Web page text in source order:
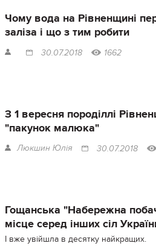
Чому вода на Рівненщині
заліза і що з тим робити
30.07.2018 1662
З 1 вересня породіллі
"пакунок малюка"
Люкшин Юлія 30.07.2018
Гощанська "Набережна
місце серед інших сіл
І вже увійшла в десятку найкращих.